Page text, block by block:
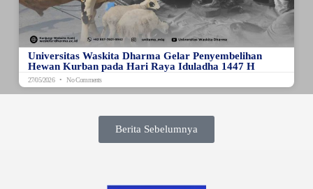
Universitas Waskita Dharma Gelar Penyembelihan
Hewan Kurban pada Hari Raya Iduladha 1447 H
27/05/2026 No Comments
Berita Sebelumnya